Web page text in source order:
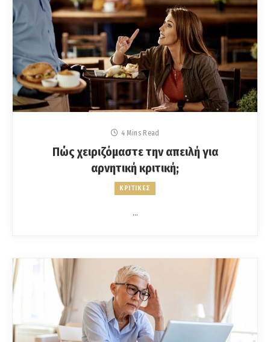
4 Mins Read
Πώς χειριζόμαστε την απειλή για
αρνητική κριτική;
ΚΡΙΤΙΚΕΣ
…